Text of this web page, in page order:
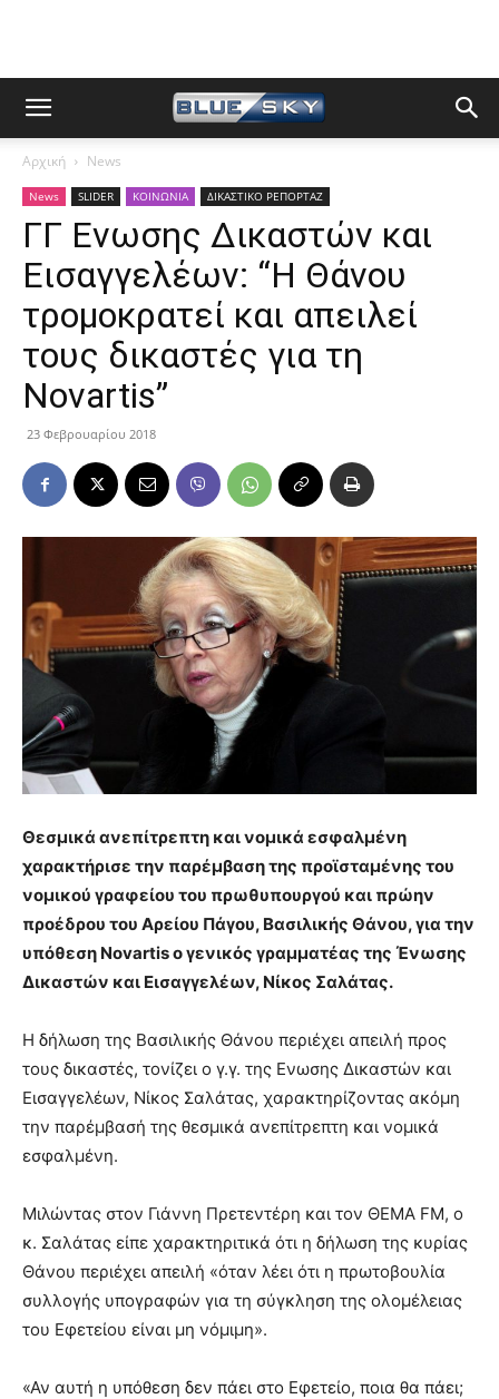
Αρχική News
News SLIDER ΚΟΙΝΩΝΙΑ ΔΙΚΑΣΤΙΚΟ ΡΕΠΟΡΤΑΖ
ΓΓ Ενωσης Δικαστών και
Εισαγγελέων: “Η Θάνου
τρομοκρατεί και απειλεί
τους δικαστές για τη
Novartis”
23 Φεβρουαρίου 2018
Θεσμικά ανεπίτρεπτη και νομικά εσφαλμένη
χαρακτήρισε την παρέμβαση της προϊσταμένης του
νομικού γραφείου του πρωθυπουργού και πρώην
προέδρου του Αρείου Πάγου, Βασιλικής Θάνου, για την
υπόθεση Novartis ο γενικός γραμματέας της Ένωσης
Δικαστών και Εισαγγελέων, Νίκος Σαλάτας.
Η δήλωση της Βασιλικής Θάνου περιέχει απειλή προς
τους δικαστές, τονίζει ο γ.γ. της Ενωσης Δικαστών και
Εισαγγελέων, Νίκος Σαλάτας, χαρακτηρίζοντας ακόμη
την παρέμβασή της θεσμικά ανεπίτρεπτη και νομικά
εσφαλμένη.
Μιλώντας στον Γιάννη Πρετεντέρη και τον ΘΕΜΑ FM, ο
κ. Σαλάτας είπε χαρακτηριτικά ότι η δήλωση της κυρίας
Θάνου περιέχει απειλή «όταν λέει ότι η πρωτοβουλία
συλλογής υπογραφών για τη σύγκληση της ολομέλειας
του Εφετείου είναι μη νόμιμη».
«Αν αυτή η υπόθεση δεν πάει στο Εφετείο, ποια θα πάει;